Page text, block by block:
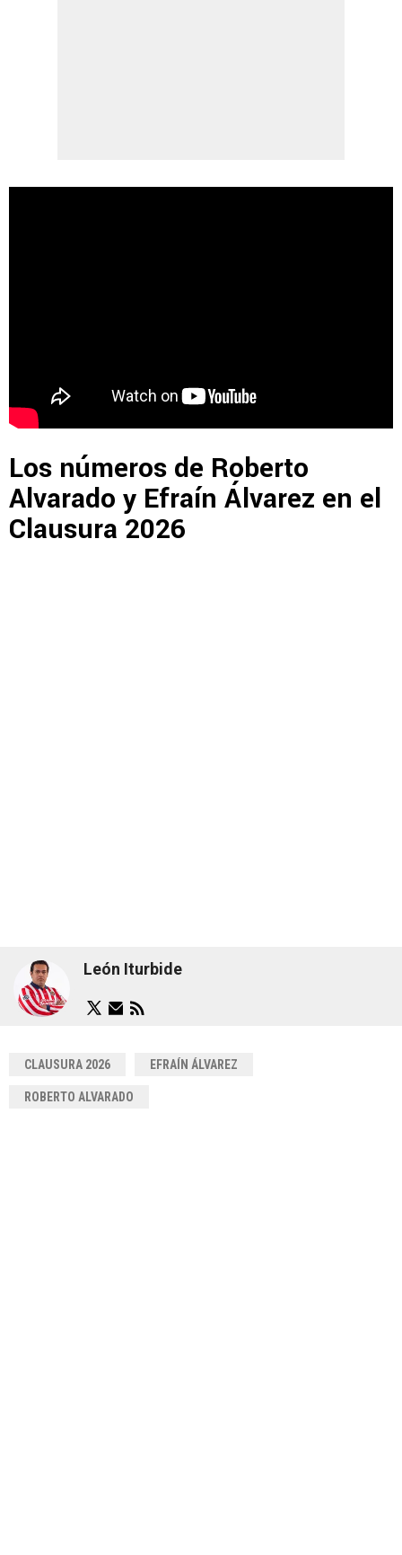
Los números de Roberto
Alvarado y Efraín Álvarez en el
Clausura 2026
León Iturbide
CLAUSURA 2026 EFRAÍN ÁLVAREZ
ROBERTO ALVARADO